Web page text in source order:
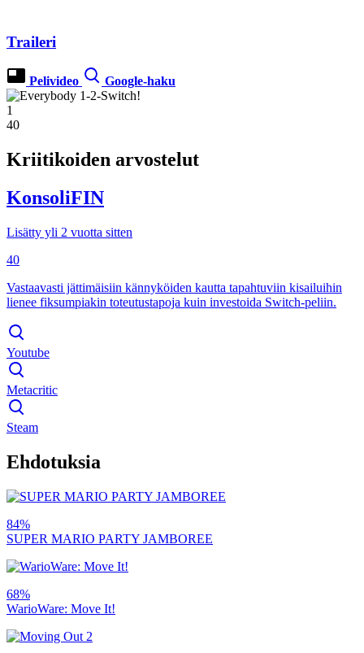
Traileri
Pelivideo Google-haku
1
40
Kriitikoiden arvostelut
KonsoliFIN
Lisätty yli 2 vuotta sitten
40
Vastaavasti jättimäisiin kännyköiden kautta tapahtuviin kisailuihin
lienee fiksumpiakin toteutustapoja kuin investoida Switch-peliin.
Youtube
Metacritic
Steam
Ehdotuksia
84%
SUPER MARIO PARTY JAMBOREE
68%
WarioWare: Move It!